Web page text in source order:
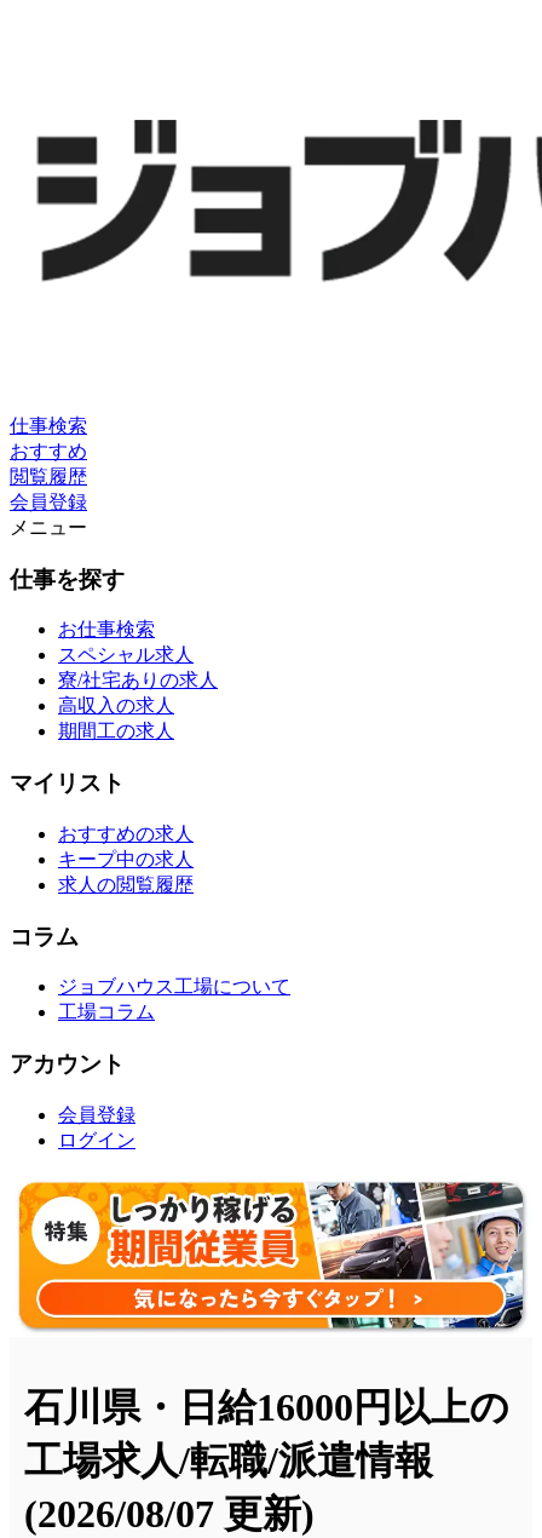
仕事検索
おすすめ
閲覧履歴
会員登録
メニュー
仕事を探す
お仕事検索
スペシャル求人
寮/社宅ありの求人
高収入の求人
期間工の求人
マイリスト
おすすめの求人
キープ中の求人
求人の閲覧履歴
コラム
ジョブハウス工場について
工場コラム
アカウント
会員登録
ログイン
石川県・日給16000円以上の
工場求人/転職/派遣情報
(2026/08/07 更新)